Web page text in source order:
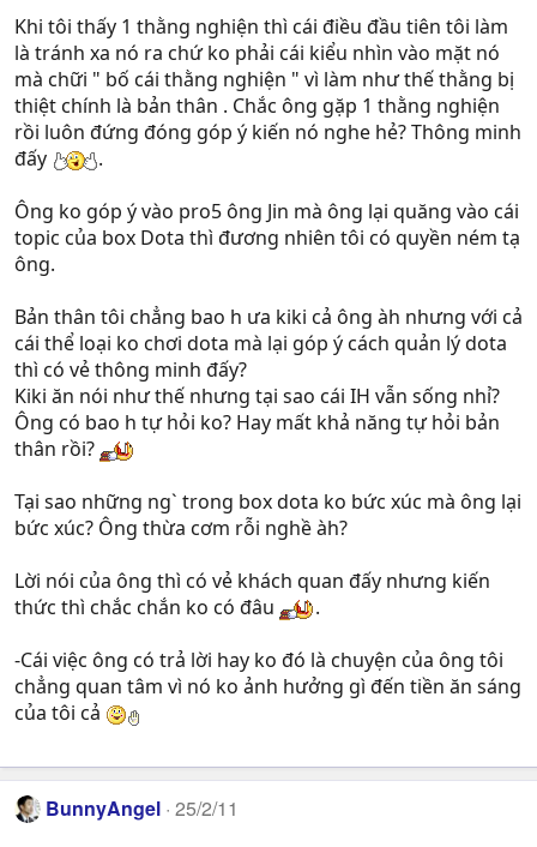
Khi tôi thấy 1 thằng nghiện thì cái điều đầu tiên tôi làm
là tránh xa nó ra chứ ko phải cái kiểu nhìn vào mặt nó
mà chữi " bố cái thằng nghiện " vì làm như thế thằng bị
thiệt chính là bản thân . Chắc ông gặp 1 thằng nghiện
rồi luôn đứng đóng góp ý kiến nó nghe hẻ? Thông minh
đấy
.
Ông ko góp ý vào pro5 ông Jin mà ông lại quăng vào cái
topic của box Dota thì đương nhiên tôi có quyền ném tạ
ông.
Bản thân tôi chẳng bao h ưa kiki cả ông àh nhưng với cả
cái thể loại ko chơi dota mà lại góp ý cách quản lý dota
thì có vẻ thông minh đấy?
Kiki ăn nói như thế nhưng tại sao cái IH vẫn sống nhỉ?
Ông có bao h tự hỏi ko? Hay mất khả năng tự hỏi bản
thân rồi?
Tại sao những ng` trong box dota ko bức xúc mà ông lại
bức xúc? Ông thừa cơm rỗi nghề àh?
Lời nói của ông thì có vẻ khách quan đấy nhưng kiến
thức thì chắc chắn ko có đâu
.
-Cái việc ông có trả lời hay ko đó là chuyện của ông tôi
chẳng quan tâm vì nó ko ảnh hưởng gì đến tiền ăn sáng
của tôi cả
BunnyAngel 25/2/11